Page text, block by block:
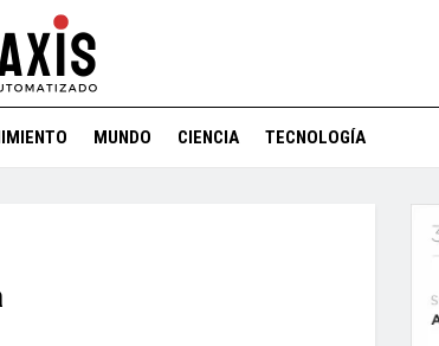
MUNDO CIENCIA TECNOLOGÍA